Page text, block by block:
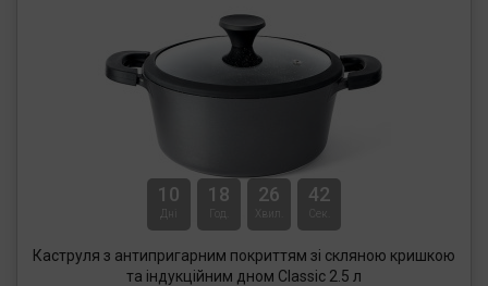
10
Дні
18
Год.
26
Хвил.
41
Сек.
Каструля з антипригарним покриттям зі скляною кришкою
та індукційним дном Classic 2.5 л